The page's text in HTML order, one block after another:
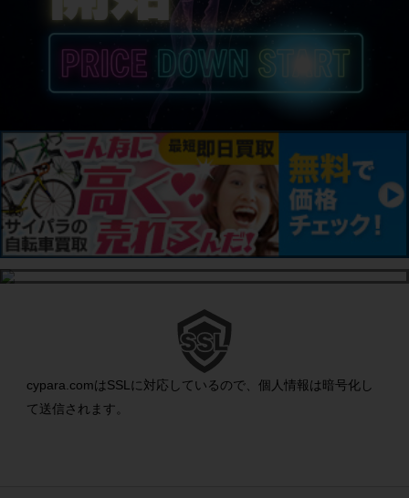
cypara.comはSSLに対応しているので、個人情報は暗号化し
て送信されます。